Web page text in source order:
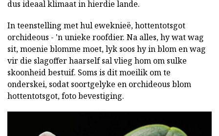
dus ideaal klimaat in hierdie lande.
In teenstelling met hul eweknieë, hottentotsgot
orchideous - 'n unieke roofdier. Na alles, hy wat wag
sit, moenie blomme moet, lyk soos hy in blom en wag
vir die slagoffer haarself sal vlieg hom om sulke
skoonheid bestuif. Soms is dit moeilik om te
onderskei, sodat soortgelyke en orchideous blom
hottentotsgot, foto bevestiging.